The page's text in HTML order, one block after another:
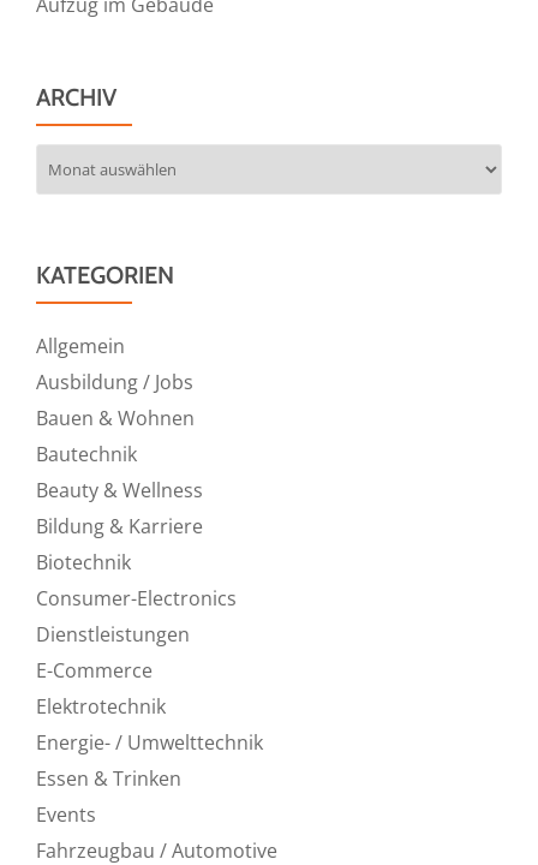
ARCHIV
KATEGORIEN
Allgemein
Ausbildung / Jobs
Bauen & Wohnen
Bautechnik
Beauty & Wellness
Bildung & Karriere
Biotechnik
Consumer-Electronics
Dienstleistungen
E-Commerce
Elektrotechnik
Energie- / Umwelttechnik
Essen & Trinken
Events
Fahrzeugbau / Automotive